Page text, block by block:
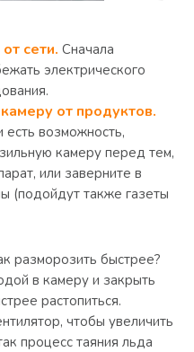
сети. Сначала
электрического
камеру от продуктов.
есть возможность,
камеру перед тем,
или заверните в
(подойдут также газеты
разморозить быстрее?
в камеру и закрыть
растопиться.
чтобы увеличить
процесс таяния льда